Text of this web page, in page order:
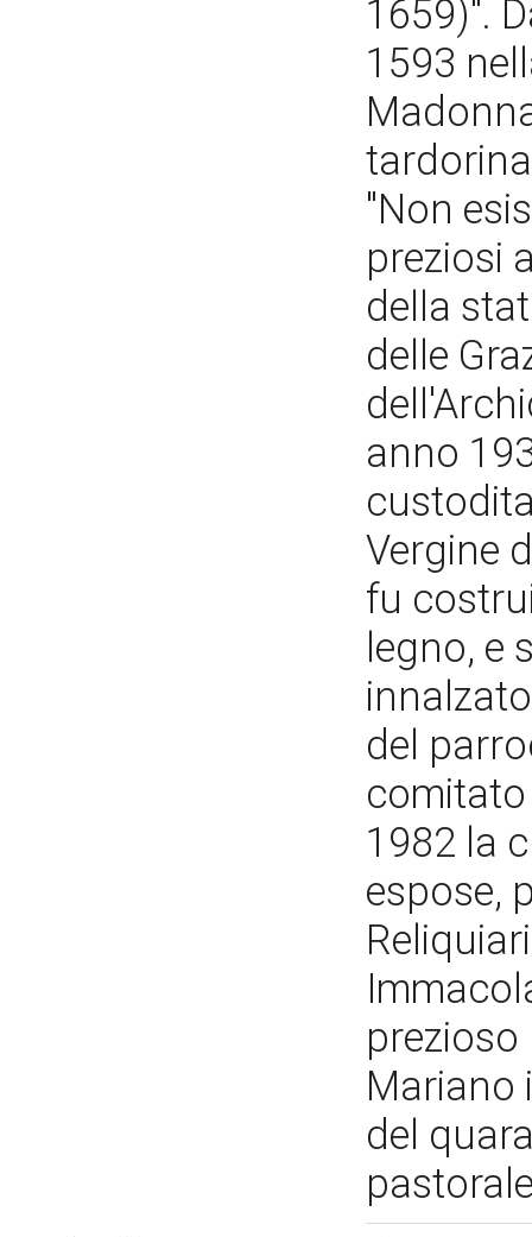
1659)".
1593
"Non
preziosi
della
delle
anno
Vergine
fu
legno, e
del
comitato
1982 la
espose,
Mariano
del